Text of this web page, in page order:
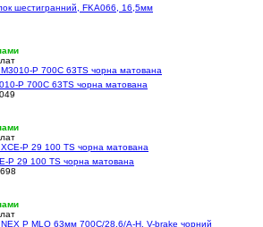
шестигранний, FKA066, 16,5мм
P 700C 63TS чорна матована
P 29 100 TS чорна матована